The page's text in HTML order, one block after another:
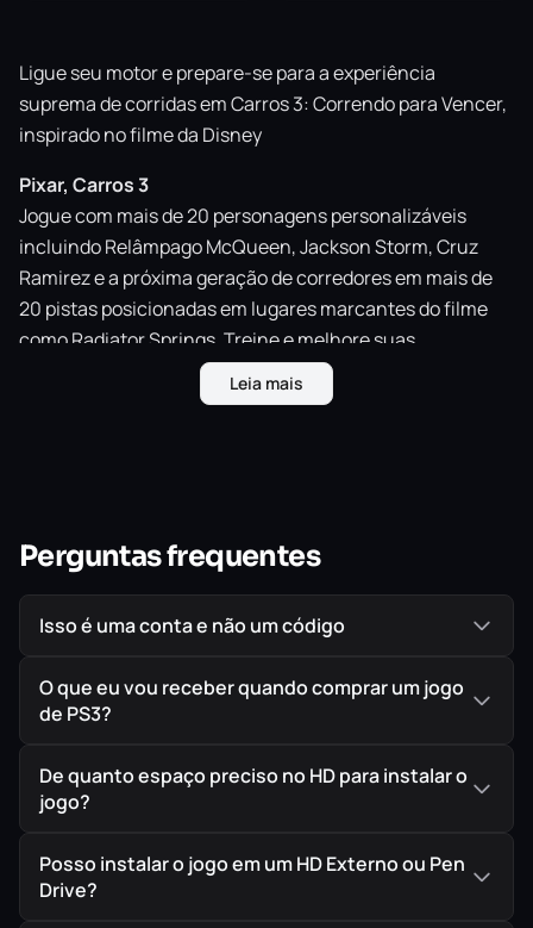
Ligue seu motor e prepare-se para a experiência
suprema de corridas em Carros 3: Correndo para Vencer,
inspirado no filme da Disney
Pixar, Carros 3
Jogue com mais de 20 personagens personalizáveis
incluindo Relâmpago McQueen, Jackson Storm, Cruz
Ramirez e a próxima geração de corredores em mais de
20 pistas posicionadas em lugares marcantes do filme
como Radiator Springs. Treine e melhore suas
habilidades em 6 modos de jogo e desafie sua família e
amigos na Corrida Mortal para se tornar o Campeão
Leia mais
Perguntas frequentes
Isso é uma conta e não um código
O que eu vou receber quando comprar um jogo
de PS3?
De quanto espaço preciso no HD para instalar o
jogo?
Posso instalar o jogo em um HD Externo ou Pen
Drive?